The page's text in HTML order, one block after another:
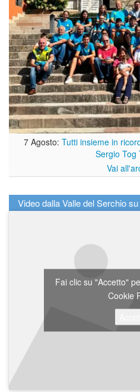
7 Agosto: Tutti insieme in
Sergio Tog
Vai
Video dalla Valle del Serchio
Fai clic su "Accetto"
Cookie